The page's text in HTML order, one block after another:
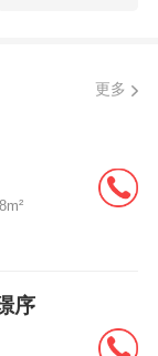
更多
序